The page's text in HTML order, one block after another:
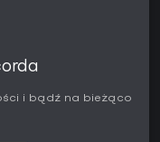
i bądź na bieżąco